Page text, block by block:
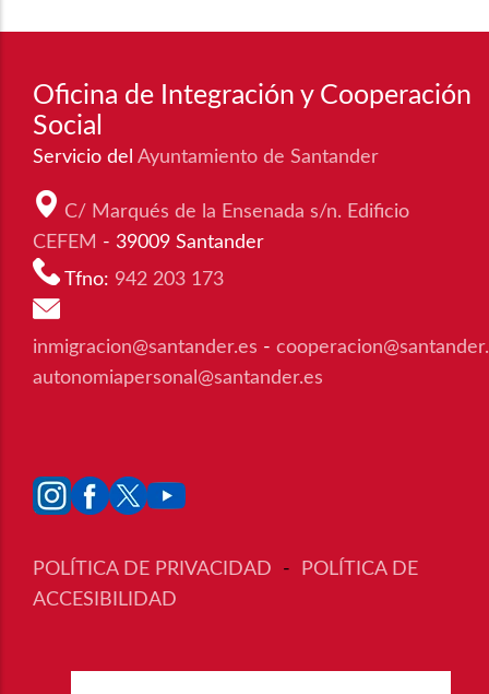
Oficina de Integración y Cooperación
Social
Servicio del Ayuntamiento de Santander
C/ Marqués de la Ensenada s/n. Edificio
CEFEM - 39009 Santander
Tfno: 942 203 173
inmigracion@santander.es -
autonomiapersonal@santander.es
POLÍTICA DE PRIVACIDAD -
POLÍTICA DE
ACCESIBILIDAD